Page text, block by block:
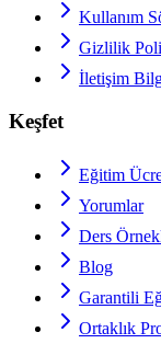
Kullanım
Gizlilik
İletişim
Keşfet
Eğitim
Yorumlar
Ders
Blog
Garantili
Ortaklık